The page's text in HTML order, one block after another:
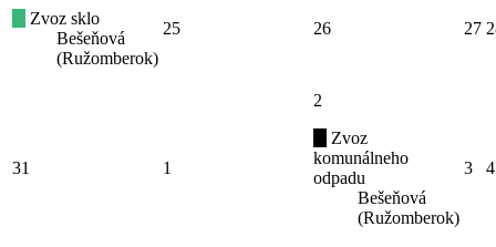
Zvoz sklo
Bešeňová
(Ružomberok)
25 26 27
31 1
2
Zvoz
komunálneho
odpadu
Bešeňová
(Ružomberok)
3 4